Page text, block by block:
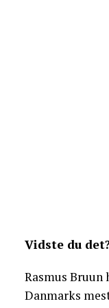
Vidste du
Rasmus
Danmarks